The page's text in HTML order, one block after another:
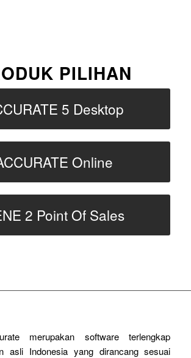
PILIHAN
5 Desktop
Online
2 Point Of Sales
merupakan software terlengkap
asli Indonesia yang dirancang sesuai